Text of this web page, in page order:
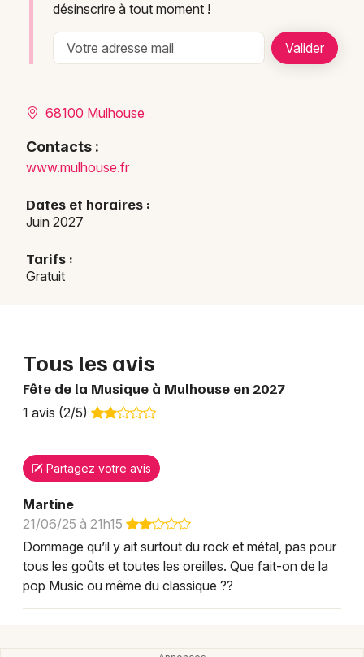
désinscrire à tout moment !
68100 Mulhouse
Contacts :
www.mulhouse.fr
Dates et horaires :
Juin 2027
Tarifs :
Gratuit
Tous les avis
Fête de la Musique à Mulhouse en 2027
1 avis (2/5)
Partagez votre avis
Martine
21/06/25 à 21h15
Dommage qu’il y ait surtout du rock et métal, pas pour
tous les goûts et toutes les oreilles. Que fait-on de la
pop Music ou même du classique ??